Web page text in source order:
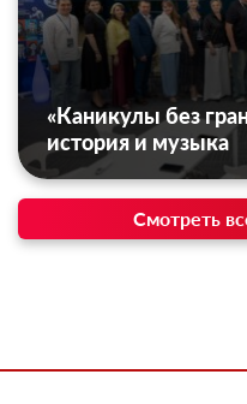
«Каникулы без
история и музыка
Смотреть